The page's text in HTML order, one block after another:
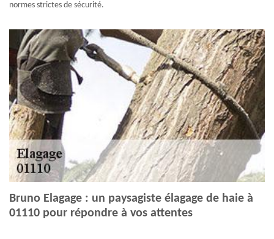
normes strictes de sécurité.
Bruno Elagage : un paysagiste élagage de haie à
01110 pour répondre à vos attentes